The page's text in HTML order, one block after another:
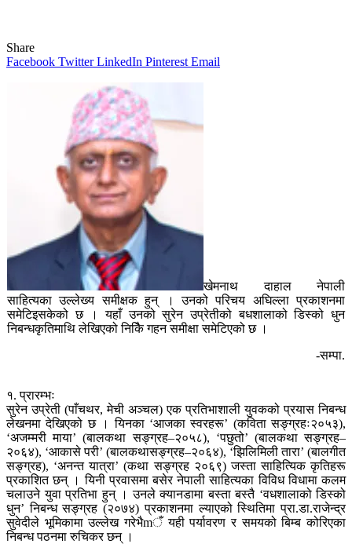
Share
Facebook Twitter LinkedIn Pinterest Email
खेमनाथ दाहाल नेपाली
साहित्यका उल्लेख्य समीक्षक हुन् । उनको परिचय अघिल्ला प्रकाशनमा
समेटिइसकेको छ । यहाँ उनको सुरेन उप्रेतीको बधशालाको डिस्को धुन
निबन्धकृतिमाथि लेखिएको निकिै गहन समीक्षा समेटिएको छ ।
-सम्पा.
१. प्रारम्भः
सुरेन उप्रेती (पाँचथर, मेची अञ्चल) एक प्रतिभाशाली युवकको प्रयास निबन्ध
लेखनमा देखिएको छ । यिनका ‘आजका स्वरहरू’ (कविता सङ्ग्रहः२०५३),
‘अजम्मरी माया’ (बालकथा सङ्ग्रह–२०५८), ‘पछुतो’ (बालकथा सङ्ग्रह–
२०६४), ‘आकासे परी’ (बालकथासङ्ग्रह–२०६४), ‘झिलिमिली तारा’ (बालगीत
सङ्ग्रह), ‘अनन्त यात्रा’ (कथा सङ्ग्रह २०६९) जस्ता साहित्यिक कृतिहरू
प्रकाशित छन् । यिनी प्रवासमा बसेर नेपाली साहित्यका विविध विधामा कलम
चलाउने युवा प्रतिभा हुन् । उनले क्यानडामा बस्ता बस्तै ‘वधशालाको डिस्को
धुन’ निबन्ध सङ्ग्रह (२०७४) प्रकाशनमा ल्याएको स्थितिमा प्रा.डा.राजेन्द्र
सुवेदीले भूमिकामा उल्लेख गरेभैmँ यही पर्यावरण र समयको बिम्ब कोरिएका
निबन्ध पठनमा रुचिकर छन् ।